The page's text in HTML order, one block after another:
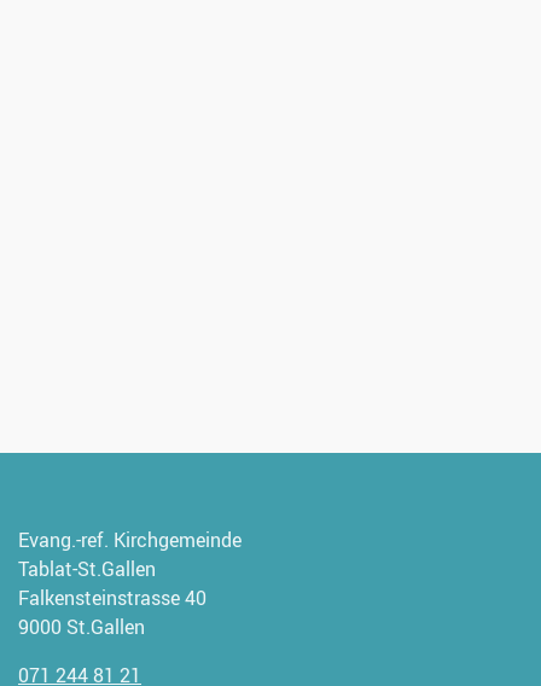
Evang.-ref. Kirchgemeinde
Tablat-St.Gallen
Falkensteinstrasse 40
9000 St.Gallen
071 244 81 21